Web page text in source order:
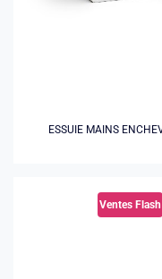
ESSUIE MAINS
Ventes Flash